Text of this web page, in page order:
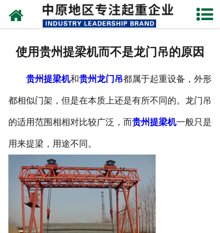
网站首页
联系我们
使用贵州提梁机而不是龙门吊的原因
贵州提梁机和贵州龙门吊都属于起重设备，外形
都相似门架，但是在本质上还是有所不同的。龙门吊
的适用范围相相对比较广泛，而贵州提梁机一般只是
用来提梁，用途不同。